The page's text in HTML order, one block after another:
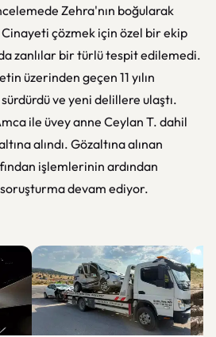
Zehra'nın boğularak
çözmek için özel bir ekip
zanlılar bir türlü tespit edilemedi.
üzerinden geçen 11 yılın
sürdürdü ve yeni delillere ulaştı.
ile üvey anne Ceylan T. dahil
alındı. Gözaltına alınan
işlemlerinin ardından
devam ediyor.